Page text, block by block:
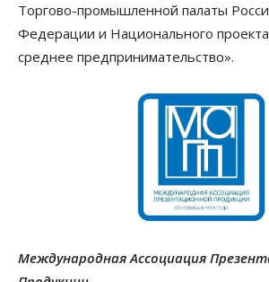
Торгово-промышленной палаты
Федерации и Национального
среднее предпринимательство».
Международная Ассоциация